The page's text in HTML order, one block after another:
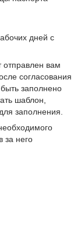
дней с
отправлен вам
согласования
заполнено
шаблон,
заполнения.
за него